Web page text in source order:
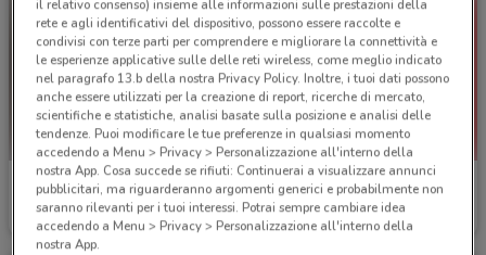
Cam
Scade il 31/12 3.1 km
CycleBand
Scade il 19/05
il relativo consenso) insieme alle informazioni sulle prestazioni della
rete e agli identificativi del dispositivo, possono essere raccolte e
condivisi con terze parti per comprendere e migliorare la connettività e
le esperienze applicative sulle delle reti wireless, come meglio indicato
nel paragrafo 13.b della nostra Privacy Policy. Inoltre, i tuoi dati possono
anche essere utilizzati per la creazione di report, ricerche di mercato,
scientifiche e statistiche, analisi basate sulla posizione e analisi delle
tendenze. Puoi modificare le tue preferenze in qualsiasi momento
accedendo a Menu > Privacy > Personalizzazione all'interno della
nostra App. Cosa succede se rifiuti: Continuerai a visualizzare annunci
pubblicitari, ma riguarderanno argomenti generici e probabilmente non
saranno rilevanti per i tuoi interessi. Potrai sempre cambiare idea
accedendo a Menu > Privacy > Personalizzazione all'interno della
nostra App.